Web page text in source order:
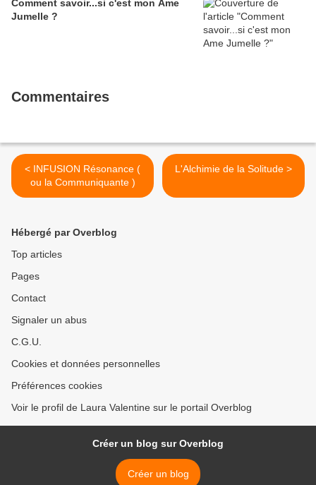
Comment savoir...si c'est mon Ame
Jumelle ?
Commentaires
< INFUSION Résonance (
ou la Communiquante )
L'Alchimie de la Solitude >
Hébergé par Overblog
Top articles
Pages
Contact
Signaler un abus
C.G.U.
Cookies et données personnelles
Préférences cookies
Voir le profil de Laura Valentine sur le portail Overblog
Créer un blog sur Overblog
Créer un blog